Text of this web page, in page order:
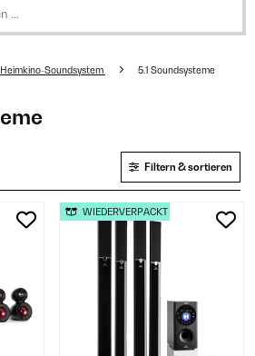
Heimkino-Soundsystem 5.1 Soundsysteme
Filtern & sortieren
WIEDERVERPACKT